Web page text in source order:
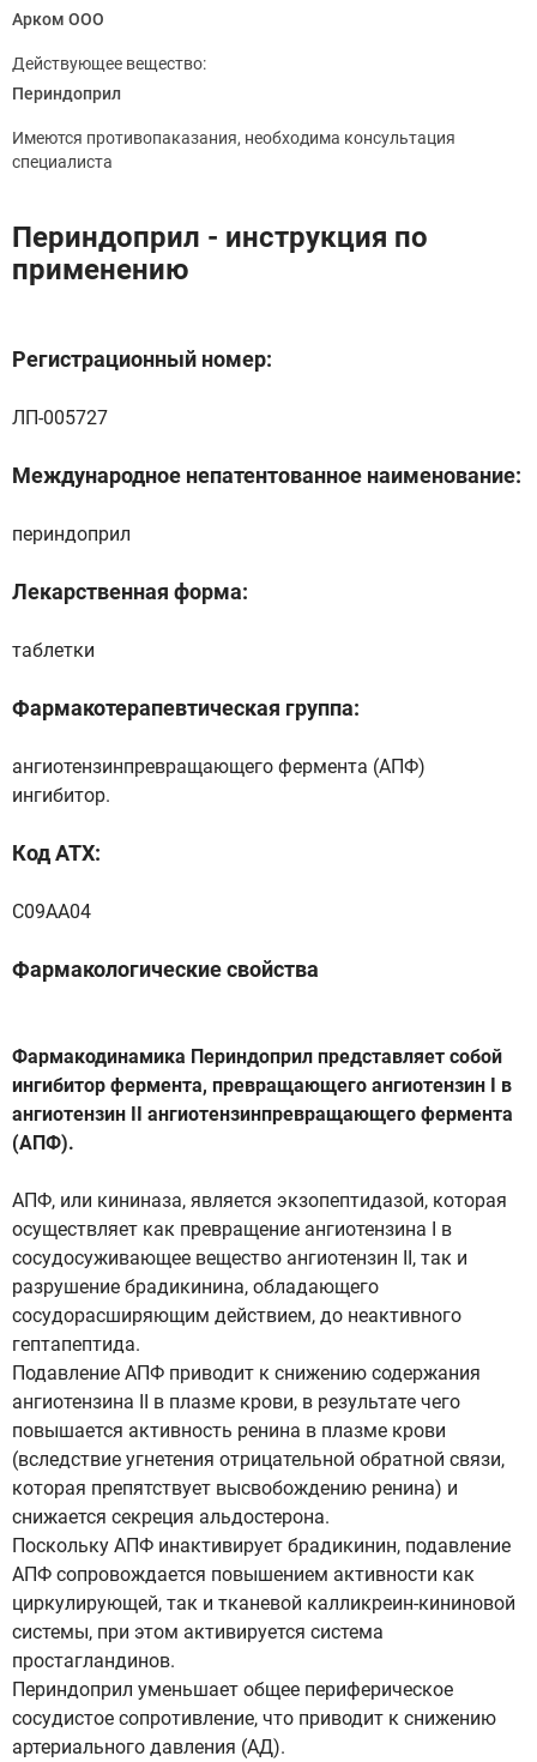
Арком ООО
Действующее вещество:
Периндоприл
Имеются противопаказания, необходима консультация
специалиста
Периндоприл - инструкция по
применению
Регистрационный номер:
ЛП-005727
Международное непатентованное наименование:
периндоприл
Лекарственная форма:
таблетки
Фармакотерапевтическая группа:
ангиотензинпревращающего фермента (АПФ)
ингибитор.
Код ATX:
С09АА04
Фармакологические свойства
Фармакодинамика Периндоприл представляет собой
ингибитор фермента, превращающего ангиотензин I в
ангиотензин II ангиотензинпревращающего фермента
(АПФ).
АПФ, или кининаза, является экзопептидазой, которая
осуществляет как превращение ангиотензина I в
сосудосуживающее вещество ангиотензин II, так и
разрушение брадикинина, обладающего
сосудорасширяющим действием, до неактивного
гептапептида.
Подавление АПФ приводит к снижению содержания
ангиотензина II в плазме крови, в результате чего
повышается активность ренина в плазме крови
(вследствие угнетения отрицательной обратной связи,
которая препятствует высвобождению ренина) и
снижается секреция альдостерона.
Поскольку АПФ инактивирует брадикинин, подавление
АПФ сопровождается повышением активности как
циркулирующей, так и тканевой калликреин-кининовой
системы, при этом активируется система
простагландинов.
Периндоприл уменьшает общее периферическое
сосудистое сопротивление, что приводит к снижению
артериального давления (АД).